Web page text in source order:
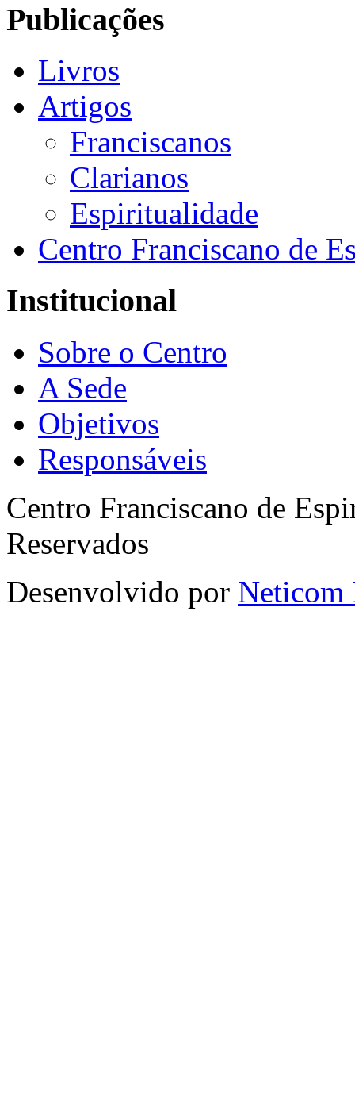
Publicações
Livros
Artigos
Franciscanos
Clarianos
Espiritualidade
Centro Franciscano de
Institucional
Sobre o Centro
A Sede
Objetivos
Responsáveis
Centro Franciscano de
Reservados
Desenvolvido por Neticom